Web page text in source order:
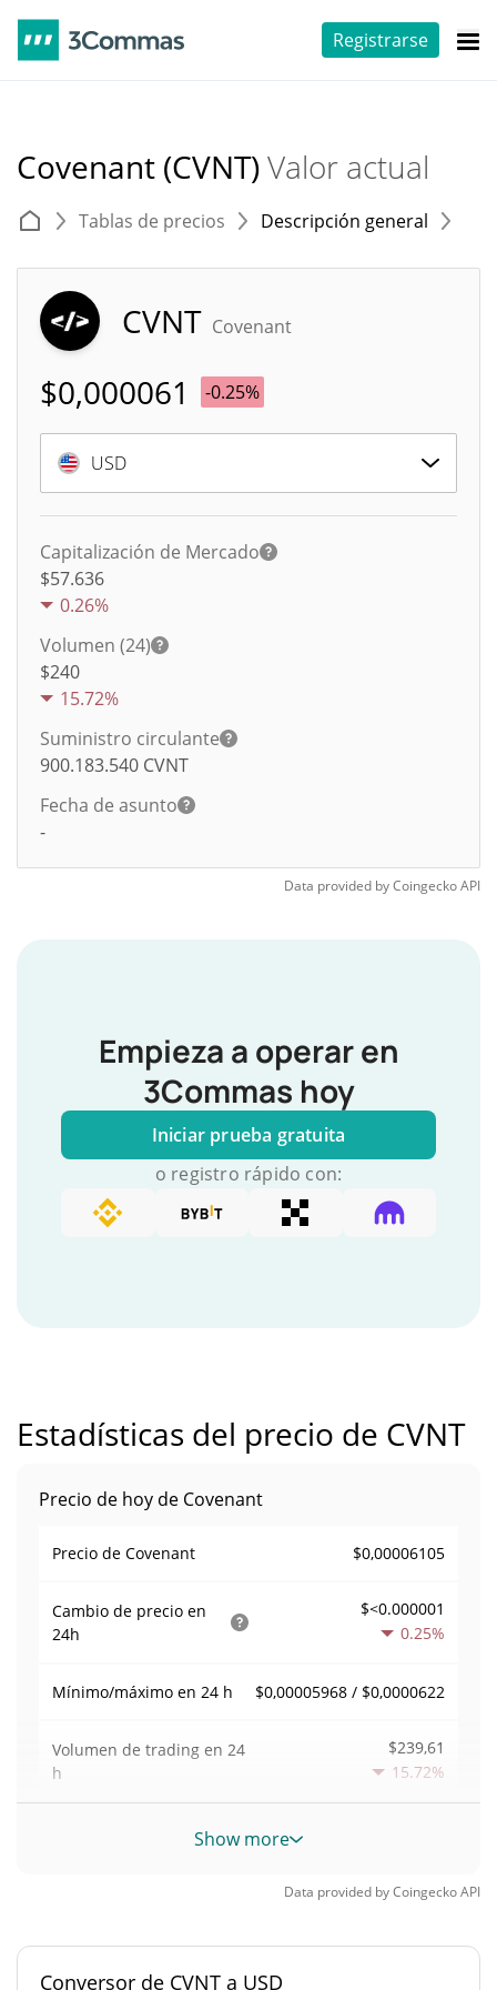
Registrarse
Covenant (CVNT)Valor actual
Tablas de precios Descripción general
CVNT Covenant
$0,000061 -0.25%
USD
Capitalización de Mercado
$57.636
0.26%
Volumen (24)
$240
15.72%
Suministro circulante
900.183.540 CVNT
Fecha de asunto
-
Data provided byCoingeckoAPI
Empieza a operar en
3Commas hoy
Iniciar prueba gratuita
o registro rápido con:
Estadísticas del precio de CVNT
Precio de hoy de Covenant
Precio de Covenant $0,00006105
Cambio de precio en
24h
$<0.000001
0.25%
Mínimo/máximo en 24 h $0,00005968 / $0,0000622
Volumen de trading en 24
h
$239,61
15.72%
Volumen/capitalización de
Show more
Data provided byCoingeckoAPI
Conversor de CVNT a USD